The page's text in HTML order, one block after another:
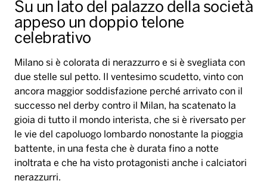
Su un lato del palazzo della società
appeso un doppio telone
celebrativo
Milano si è colorata di nerazzurro e si è svegliata con
due stelle sul petto. Il ventesimo scudetto, vinto con
ancora maggior soddisfazione perché arrivato con il
successo nel derby contro il Milan, ha scatenato la
gioia di tutto il mondo interista, che si è riversato per
le vie del capoluogo lombardo nonostante la pioggia
battente, in una festa che è durata fino a notte
inoltrata e che ha visto protagonisti anche i calciatori
nerazzurri.